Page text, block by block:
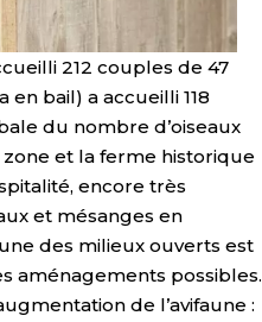
212 couples de 47
bail) a accueilli 118
du nombre d’oiseaux
et la ferme historique
encore très
et mésanges en
des milieux ouverts est
aménagements possibles.
de l’avifaune :